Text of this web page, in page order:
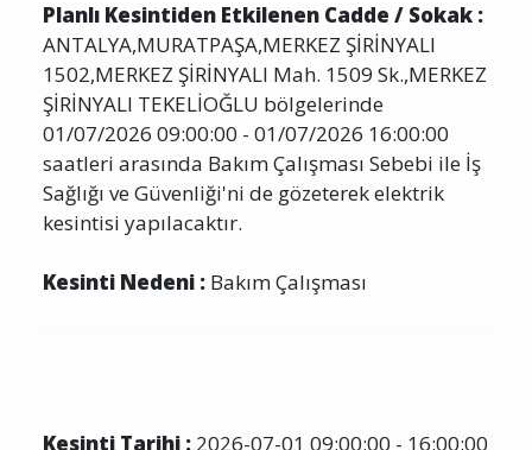
Planlı Kesintiden Etkilenen Cadde / Sokak :
ANTALYA,MURATPAŞA,MERKEZ ŞİRİNYALI
1502,MERKEZ ŞİRİNYALI Mah. 1509 Sk.,MERKEZ
ŞİRİNYALI TEKELİOĞLU bölgelerinde
01/07/2026 09:00:00 - 01/07/2026 16:00:00
saatleri arasında Bakım Çalışması Sebebi ile İş
Sağlığı ve Güvenliği'ni de gözeterek elektrik
kesintisi yapılacaktır.
Kesinti Nedeni : Bakım Çalışması
Kesinti Tarihi : 2026-07-01 09:00:00 - 16:00:00